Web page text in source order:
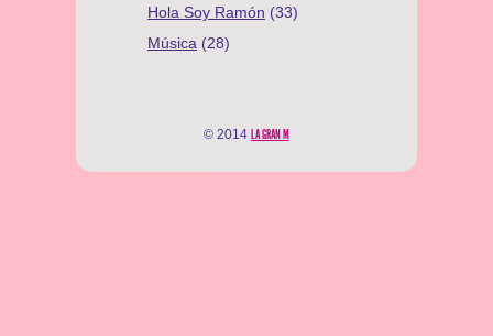
Hola Soy Ramón (33)
Música (28)
© 2014 LA GRAN M